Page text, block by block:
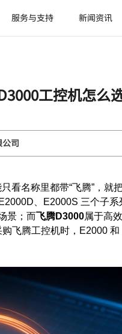
服务与支持 新闻资讯
工控机怎么
公司
看名称里都带“飞腾”，就
、E2000S 三个子
景；而飞腾D3000属于高
飞腾工控机时，E2000